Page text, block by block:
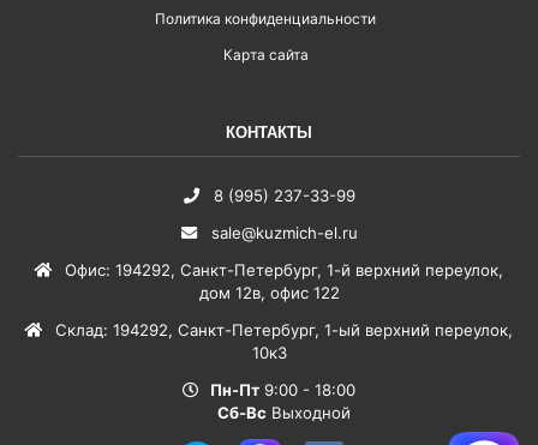
Политика конфиденциальности
Карта сайта
КОНТАКТЫ
8 (995) 237-33-99
sale@kuzmich-el.ru
Офис: 194292, Санкт-Петербург, 1-й верхний переулок,
дом 12в, офис 122
Склад: 194292, Санкт-Петербург, 1-ый верхний переулок,
10к3
Пн-Пт 9:00 - 18:00
Сб-Вс Выходной